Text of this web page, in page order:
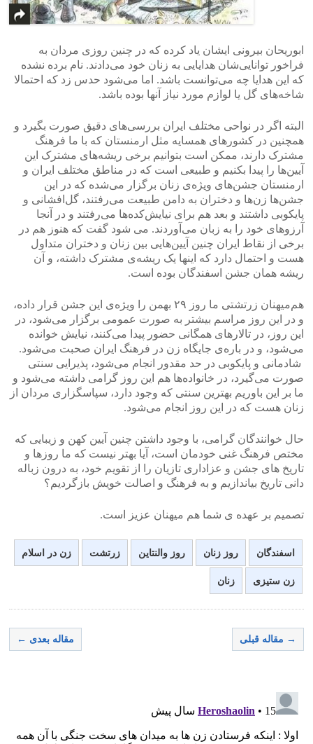
ابوریحان بیرونی ‌ایشان یاد کرده که در چنین روزی مردان به
فراخور توانایی‌شان هدایایی به زنان خود می‌دادند. نام برده نشده
که این هدایا چه می‌توانست باشد. اما می‌شود حدس زد که احتمالا
شاخه‌های گل یا لوازم مورد نیاز آنها بوده باشد.
البته اگر در نواحی مختلف ایران بررسی‌های دقیق صورت بگیرد و
همچنین در کشورهای همسایه مثل ارمنستان که با ما فرهنگ
مشترک دارند، ممکن است بتوانیم برخی ریشه‌های مشترک این
آیین‌ها را پیدا بکنیم و طبیعی است که در مناطق مختلف ایران و
ارمنستان جشن‌های ویژ‌ه‌ی زنان برگزار می‌شده که در این
جشن‌ها زن‌ها و دختران به دامن طبیعت می‌رفتند، گل‌افشانی و
پایکوبی داشتند و بعد هم برای نیایش‌کده‌ها می‌رفتند و در آنجا
آرزو‌های خود را به زبان می‌‌آوردند. می‌ شود گفت که هنوز هم در
برخی از نقاط ایران چنین آیین‌هایی بین زنان و دختران متداول
هست و احتمال دارد که اینها یک ریشه‌ی مشترک داشته، و آن
ریشه همان جشن اسفندگان بوده است.
هم‌میهنان زرتشتی ما روز ۲۹ بهمن را ویژ‌ه‌‌ی این جشن قرار داده،
و در این روز مراسم بیشتر به صورت عمومی برگزار می‌شود، در
این روز، در تالارهای همگانی حضور پیدا می‌کنند، نیایش خوانده
می‌شود، و در باره‌ی جایگاه زن در فرهنگ ایران صحبت می‌شود.
شادمانی و پایکوبی در حد مقدور انجام می‌شود، پذیرایی سنتی
صورت می‌گیرد، در خانواده‌ها هم این روز گرامی داشته می‌شود و
ما بر این باوریم بهترین سنتی که وجود دارد، سپاسگزاری مردان از
زنان هست که در این روز انجام می‌شود.
حال خوانندگان گرامی، با وجود داشتن چنین آیین کهن و زیبایی که
مختص فرهنگ غنی خودمان است، آیا بهتر نیست که ما روزها و
تاریخ های جشن و عزاداری تازیان را از تقویم خود، به درون زباله
دانی تاریخ بیاندازیم و به فرهنگ و اصالت خویش بازگردیم؟
تصمیم بر عهده ی شما هم میهنان عزیز است.
اسفندگان روز زنان روز والنتاین زرتشت زن در اسلام
زن ستیزی زنان
→ مقاله قبلی مقاله بعدی ←